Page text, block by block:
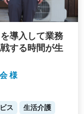
導入して業務
する時間が生
様
ス
生活介護